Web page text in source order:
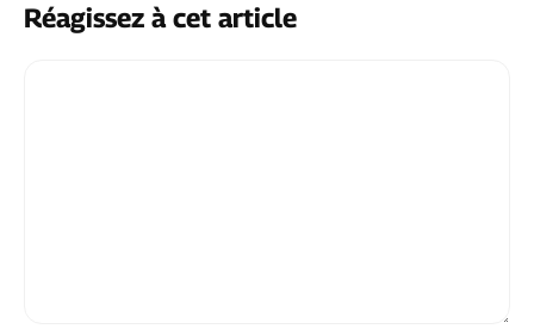
Réagissez à cet article